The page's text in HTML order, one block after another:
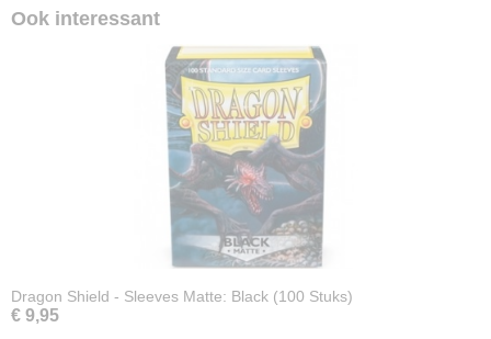
Ook interessant
Dragon Shield - Sleeves Matte: Black (100 Stuks)
€ 9,95